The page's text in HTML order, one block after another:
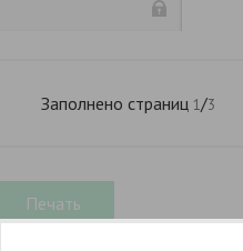
Заполнено страниц 1/3